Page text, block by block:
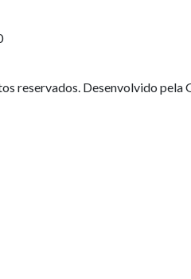
reservados. Desenvolvido pela